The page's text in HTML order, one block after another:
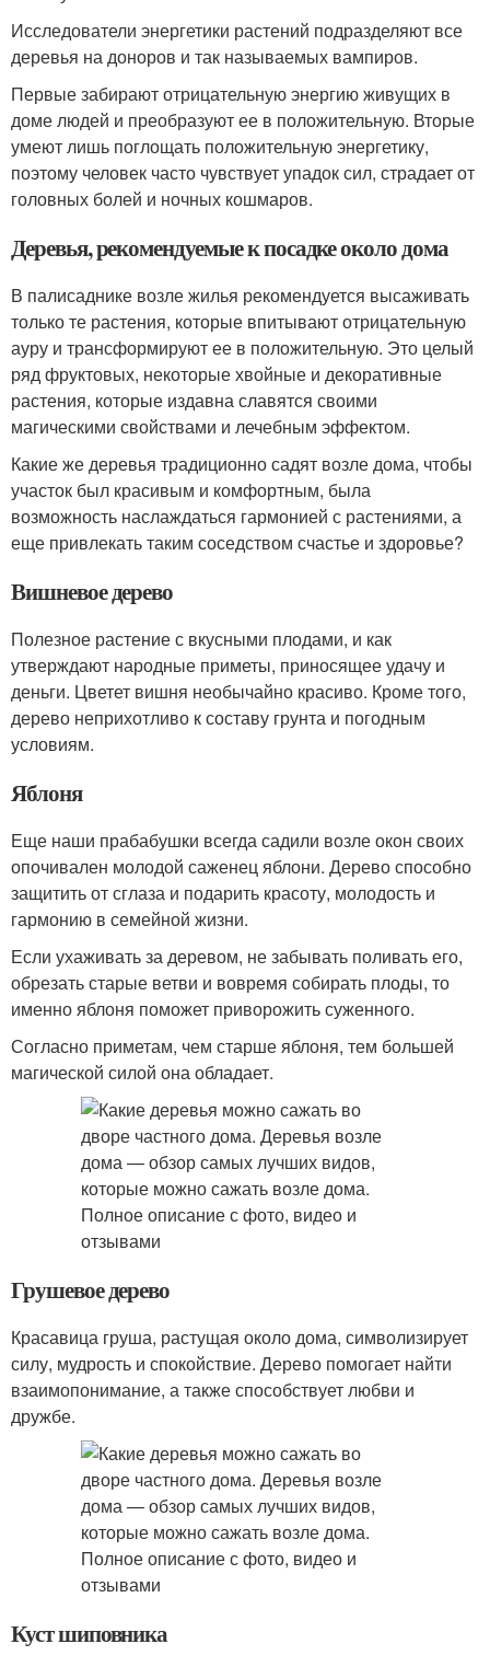
Исследователи энергетики растений подразделяют все
деревья на доноров и так называемых вампиров.
Первые забирают отрицательную энергию живущих в
доме людей и преобразуют ее в положительную. Вторые
умеют лишь поглощать положительную энергетику,
поэтому человек часто чувствует упадок сил, страдает от
головных болей и ночных кошмаров.
Деревья, рекомендуемые к посадке около дома
В палисаднике возле жилья рекомендуется высаживать
только те растения, которые впитывают отрицательную
ауру и трансформируют ее в положительную. Это целый
ряд фруктовых, некоторые хвойные и декоративные
растения, которые издавна славятся своими
магическими свойствами и лечебным эффектом.
Какие же деревья традиционно садят возле дома, чтобы
участок был красивым и комфортным, была
возможность наслаждаться гармонией с растениями, а
еще привлекать таким соседством счастье и здоровье?
Вишневое дерево
Полезное растение с вкусными плодами, и как
утверждают народные приметы, приносящее удачу и
деньги. Цветет вишня необычайно красиво. Кроме того,
дерево неприхотливо к составу грунта и погодным
условиям.
Яблоня
Еще наши прабабушки всегда садили возле окон своих
опочивален молодой саженец яблони. Дерево способно
защитить от сглаза и подарить красоту, молодость и
гармонию в семейной жизни.
Если ухаживать за деревом, не забывать поливать его,
обрезать старые ветви и вовремя собирать плоды, то
именно яблоня поможет приворожить суженного.
Согласно приметам, чем старше яблоня, тем большей
магической силой она обладает.
Грушевое дерево
Красавица груша, растущая около дома, символизирует
силу, мудрость и спокойствие. Дерево помогает найти
взаимопонимание, а также способствует любви и
дружбе.
Куст шиповника